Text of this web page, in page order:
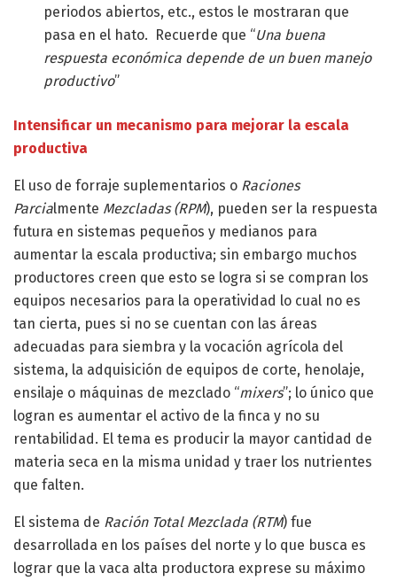
periodos abiertos, etc., estos le mostraran que
pasa en el hato. Recuerde que “Una buena
respuesta económica depende de un buen manejo
productivo”
Intensificar un mecanismo para mejorar la escala
productiva
El uso de forraje suplementarios o Raciones
Parcialmente Mezcladas (RPM), pueden ser la respuesta
futura en sistemas pequeños y medianos para
aumentar la escala productiva; sin embargo muchos
productores creen que esto se logra si se compran los
equipos necesarios para la operatividad lo cual no es
tan cierta, pues si no se cuentan con las áreas
adecuadas para siembra y la vocación agrícola del
sistema, la adquisición de equipos de corte, henolaje,
ensilaje o máquinas de mezclado “mixers”; lo único que
logran es aumentar el activo de la finca y no su
rentabilidad. El tema es producir la mayor cantidad de
materia seca en la misma unidad y traer los nutrientes
que falten.
El sistema de Ración Total Mezclada (RTM) fue
desarrollada en los países del norte y lo que busca es
lograr que la vaca alta productora exprese su máximo